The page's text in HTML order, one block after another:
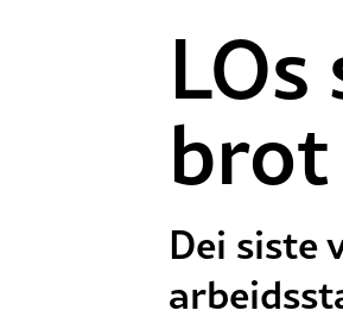
Dei siste